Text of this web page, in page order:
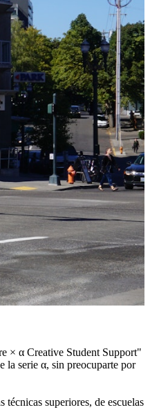
× α Creative Student Support"
la serie α, sin preocuparte por
superiores, de escuelas